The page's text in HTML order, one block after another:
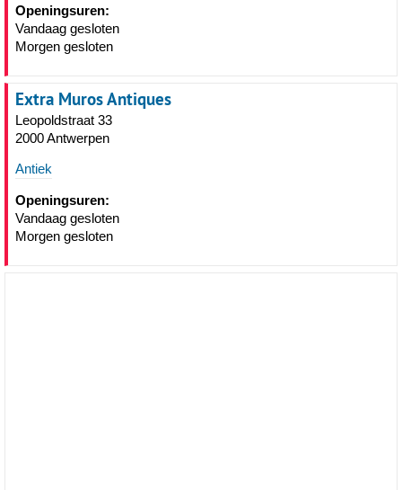
Openingsuren:
Vandaag gesloten
Morgen gesloten
Extra Muros Antiques
Leopoldstraat 33
2000 Antwerpen
Antiek
Openingsuren:
Vandaag gesloten
Morgen gesloten